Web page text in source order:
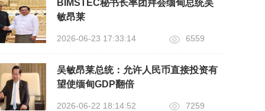
BIMSTEC秘书长率团拜会缅甸总统吴
敏昂莱
2026-06-23 17:33:14 6559
吴敏昂莱总统：允许人民币直接投资有
望使缅甸GDP翻倍
2026-06-22 18:14:52 7259